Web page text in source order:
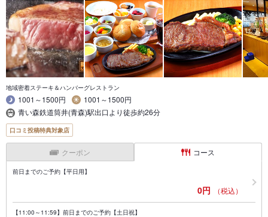
地域密着ステーキ＆ハンバーグレストラン
1001～1500円
1001～1500円
青い森鉄道筒井(青森)駅出口より徒歩約26分
口コミ投稿特典対象店
クーポン コース
前日までのご予約【平日用】
0円 （税込）
【11:00～11:59】前日までのご予約【土日祝】